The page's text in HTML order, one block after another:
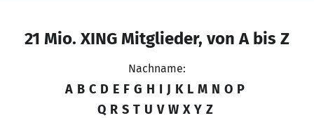
21 Mio. XING Mitglieder, von A bis Z
Nachname:
A B C D E F G H I J K L M N O P
Q R S T U V W X Y Z